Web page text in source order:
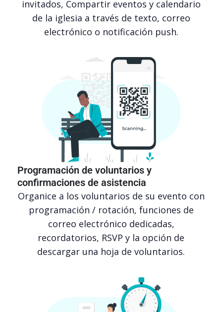
invitados, Compartir eventos y calendario
de la iglesia a través de texto, correo
electrónico o notificación push.
Programación de voluntarios y
confirmaciones de asistencia
Organice a los voluntarios de su evento con
programación / rotación, funciones de
correo electrónico dedicadas,
recordatorios, RSVP y la opción de
descargar una hoja de voluntarios.